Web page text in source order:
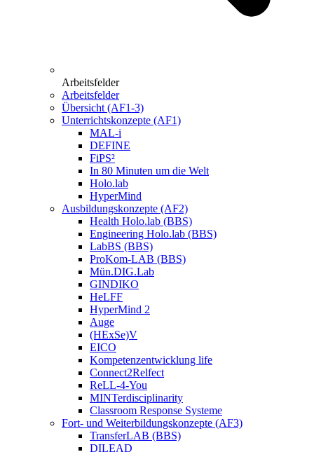
Arbeitsfelder
Arbeitsfelder
Übersicht (AF1-3)
Unterrichtskonzepte (AF1)
MAL-i
DEFINE
FiPS²
In 80 Minuten um die Welt
Holo.lab
HyperMind
Ausbildungskonzepte (AF2)
Health Holo.lab (BBS)
Engineering Holo.lab (BBS)
LabBS (BBS)
ProKom-LAB (BBS)
Mün.DIG.Lab
GINDIKO
HeLFF
HyperMind 2
Auge
(HExSe)V
EICO
Kompetenzentwicklung life
Connect2Relfect
ReLL-4-You
MINTerdisciplinarity
Classroom Response Systeme
Fort- und Weiterbildungskonzepte (AF3)
TransferLAB (BBS)
DILEAD